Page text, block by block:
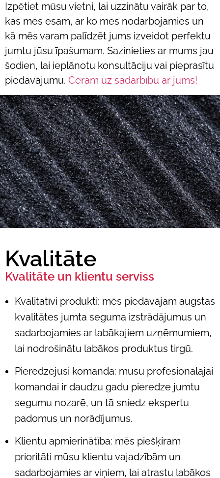
Izpētiet mūsu vietni, lai uzzinātu vairāk par to,
kas mēs esam, ar ko mēs nodarbojamies un
kā mēs varam palīdzēt jums izveidot perfektu
jumtu jūsu īpašumam. Sazinieties ar mums jau
šodien, lai ieplānotu konsultāciju vai pieprasītu
piedāvājumu. Ceram uz sadarbību ar jums!
Kvalitāte
Kvalitāte un klientu serviss
Kvalitatīvi produkti: mēs piedāvājam augstas
kvalitātes jumta seguma izstrādājumus un
sadarbojamies ar labākajiem uzņēmumiem,
lai nodrošinātu labākos produktus tirgū.
Pieredzējusi komanda: mūsu profesionālajai
komandai ir daudzu gadu pieredze jumtu
segumu nozarē, un tā sniedz ekspertu
padomus un norādījumus.
Klientu apmierinātība: mēs piešķiram
prioritāti mūsu klientu vajadzībām un
sadarbojamies ar viņiem, lai atrastu labākos